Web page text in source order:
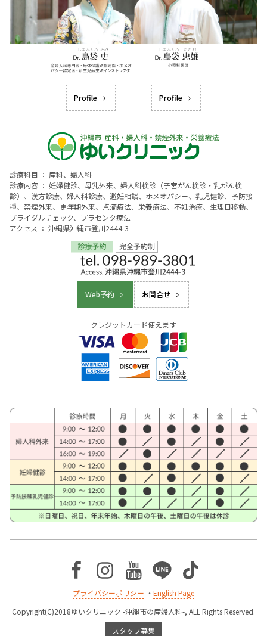
Profile Profile
診療科目 ： 産科、婦人科
診療内容 ： 妊婦健診、母乳外来、婦人科検診（子宮がん検診・乳がん検
診）、漢方診療、婦人科診療、避妊相談、ホメオパシー、乳児健診、予防接
種、禁煙外来、更年期外来、点滴療法、栄養療法、不妊治療、生理日移動、
ブライダルチェック、プラセンタ療法
アクセス ： 沖縄県沖縄市登川2444-3
Web予約 お問合せ
クレジットカード使えます
Facebook
Instagram
Youtube
LineTikTok
プライバシーポリシー ・ English Page
Copyright(C)2018ゆいクリニック -沖縄市の産婦人科-, ALL Rights Reserved.
スタッフ募集